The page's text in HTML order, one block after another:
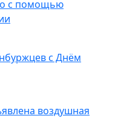
с помощью
с Днём
воздушная